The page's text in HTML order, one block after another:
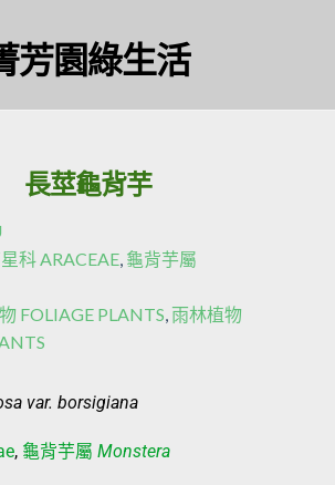
芳園綠生活
長莖龜背芋
科 ARACEAE, 龜背芋屬
FOLIAGE PLANTS, 雨林植物
var. borsigiana
, 龜背芋屬 Monstera